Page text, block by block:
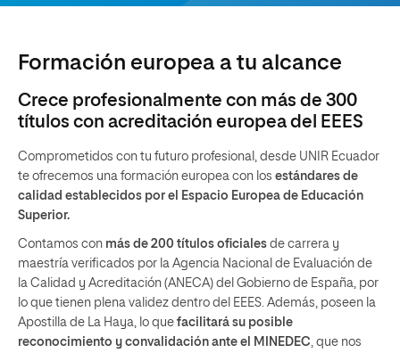
Formación europea a tu alcance
Crece profesionalmente con más de 300
títulos con acreditación europea del EEES
Comprometidos con tu futuro profesional, desde UNIR Ecuador
te ofrecemos una formación europea con los estándares de
calidad establecidos por el Espacio Europea de Educación
Superior.
Contamos con más de 200 títulos oficiales de carrera y
maestría verificados por la Agencia Nacional de Evaluación de
la Calidad y Acreditación (ANECA) del Gobierno de España, por
lo que tienen plena validez dentro del EEES. Además, poseen la
Apostilla de La Haya, lo que facilitará su posible
reconocimiento y convalidación ante el MINEDEC, que nos